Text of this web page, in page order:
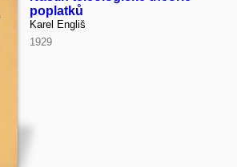
poplatků
Karel Engliš
1929